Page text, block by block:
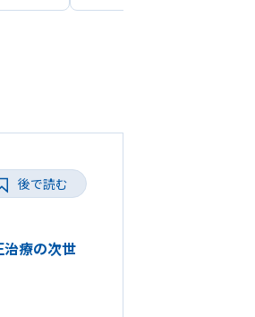
療の次世
後で読む